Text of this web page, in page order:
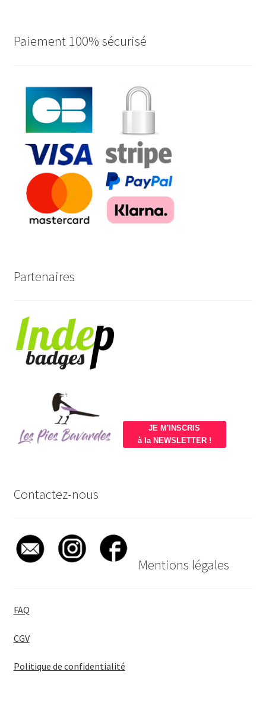
Paiement 100% sécurisé
Partenaires
JE M'INSCRIS
à la NEWSLETTER !
Contactez-nous
Mentions légales
FAQ
CGV
Politique de confidentialité